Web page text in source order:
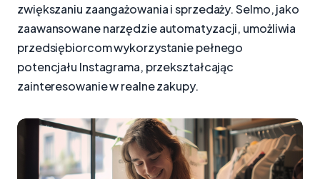
zwiększaniu zaangażowania i sprzedaży. Selmo, jako
zaawansowane narzędzie automatyzacji, umożliwia
przedsiębiorcom wykorzystanie pełnego
potencjału Instagrama, przekształcając
zainteresowanie w realne zakupy.